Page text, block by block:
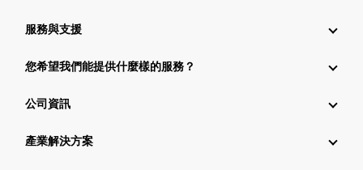
服務與支援
您希望我們能提供什麼樣的服務？
公司資訊
產業解決方案